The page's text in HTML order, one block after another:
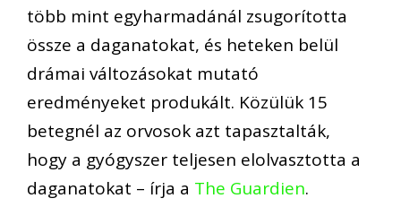
több mint egyharmadánál zsugorította
össze a daganatokat, és heteken belül
drámai változásokat mutató
eredményeket produkált. Közülük 15
betegnél az orvosok azt tapasztalták,
hogy a gyógyszer teljesen elolvasztotta a
daganatokat – írja a The Guardien.